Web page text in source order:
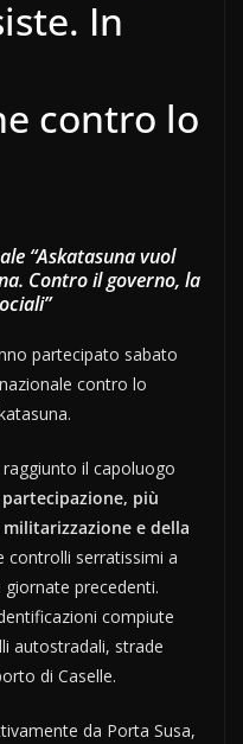
In
contro lo
“Askatasuna vuol
Contro il governo, la
partecipato sabato
contro lo
il capoluogo
più
e della
controlli serratissimi a
precedenti.
compiute
autostradali, strade
di Caselle.
da Porta Susa,